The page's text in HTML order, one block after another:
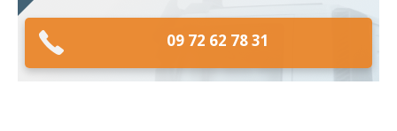
09 72 62 78 31